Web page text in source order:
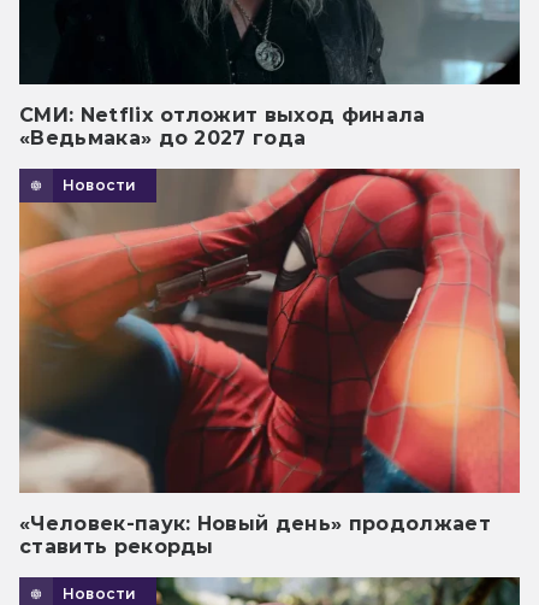
СМИ: Netflix отложит выход финала
«Ведьмака» до 2027 года
Новости
«Человек-паук: Новый день» продолжает
ставить рекорды
Новости